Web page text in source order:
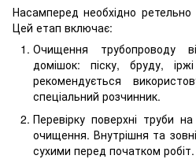
Насамперед необхідно ретельно
Цей етап включає:
Очищення трубопроводу
домішок: піску, бруду,
рекомендується
спеціальний розчинник.
Перевірку поверхні труби
очищення. Внутрішня та
сухими перед початком робіт.